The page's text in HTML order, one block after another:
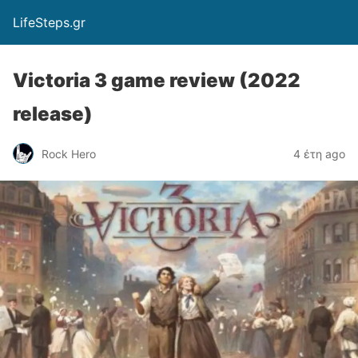
LifeSteps.gr
Victoria 3 game review (2022
release)
Rock Hero 4 έτη ago